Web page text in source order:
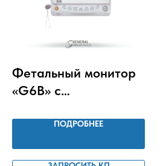
Фетальный монитор
«G6В» с
датчикамиПОДРОБНЕЕ